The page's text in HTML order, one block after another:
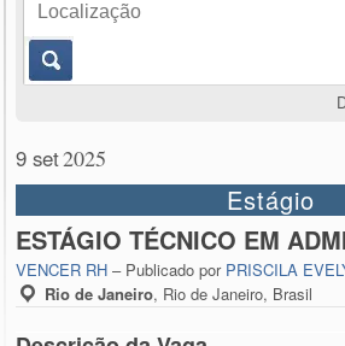
9 set2025
Estágio
ESTÁGIO TÉCNICO EM
VENCER RH – Publicado por PRISCILA
Rio de Janeiro, Rio de Janeiro, Brasil